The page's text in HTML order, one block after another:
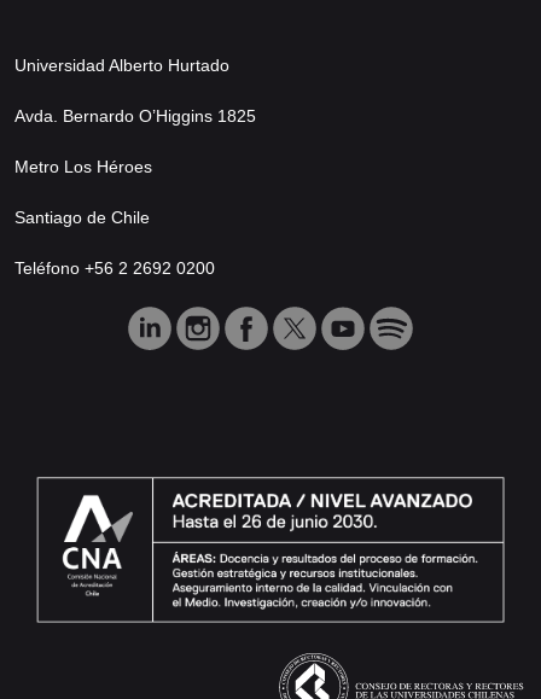
Universidad Alberto Hurtado
Avda. Bernardo O’Higgins 1825
Metro Los Héroes
Santiago de Chile
Teléfono +56 2 2692 0200